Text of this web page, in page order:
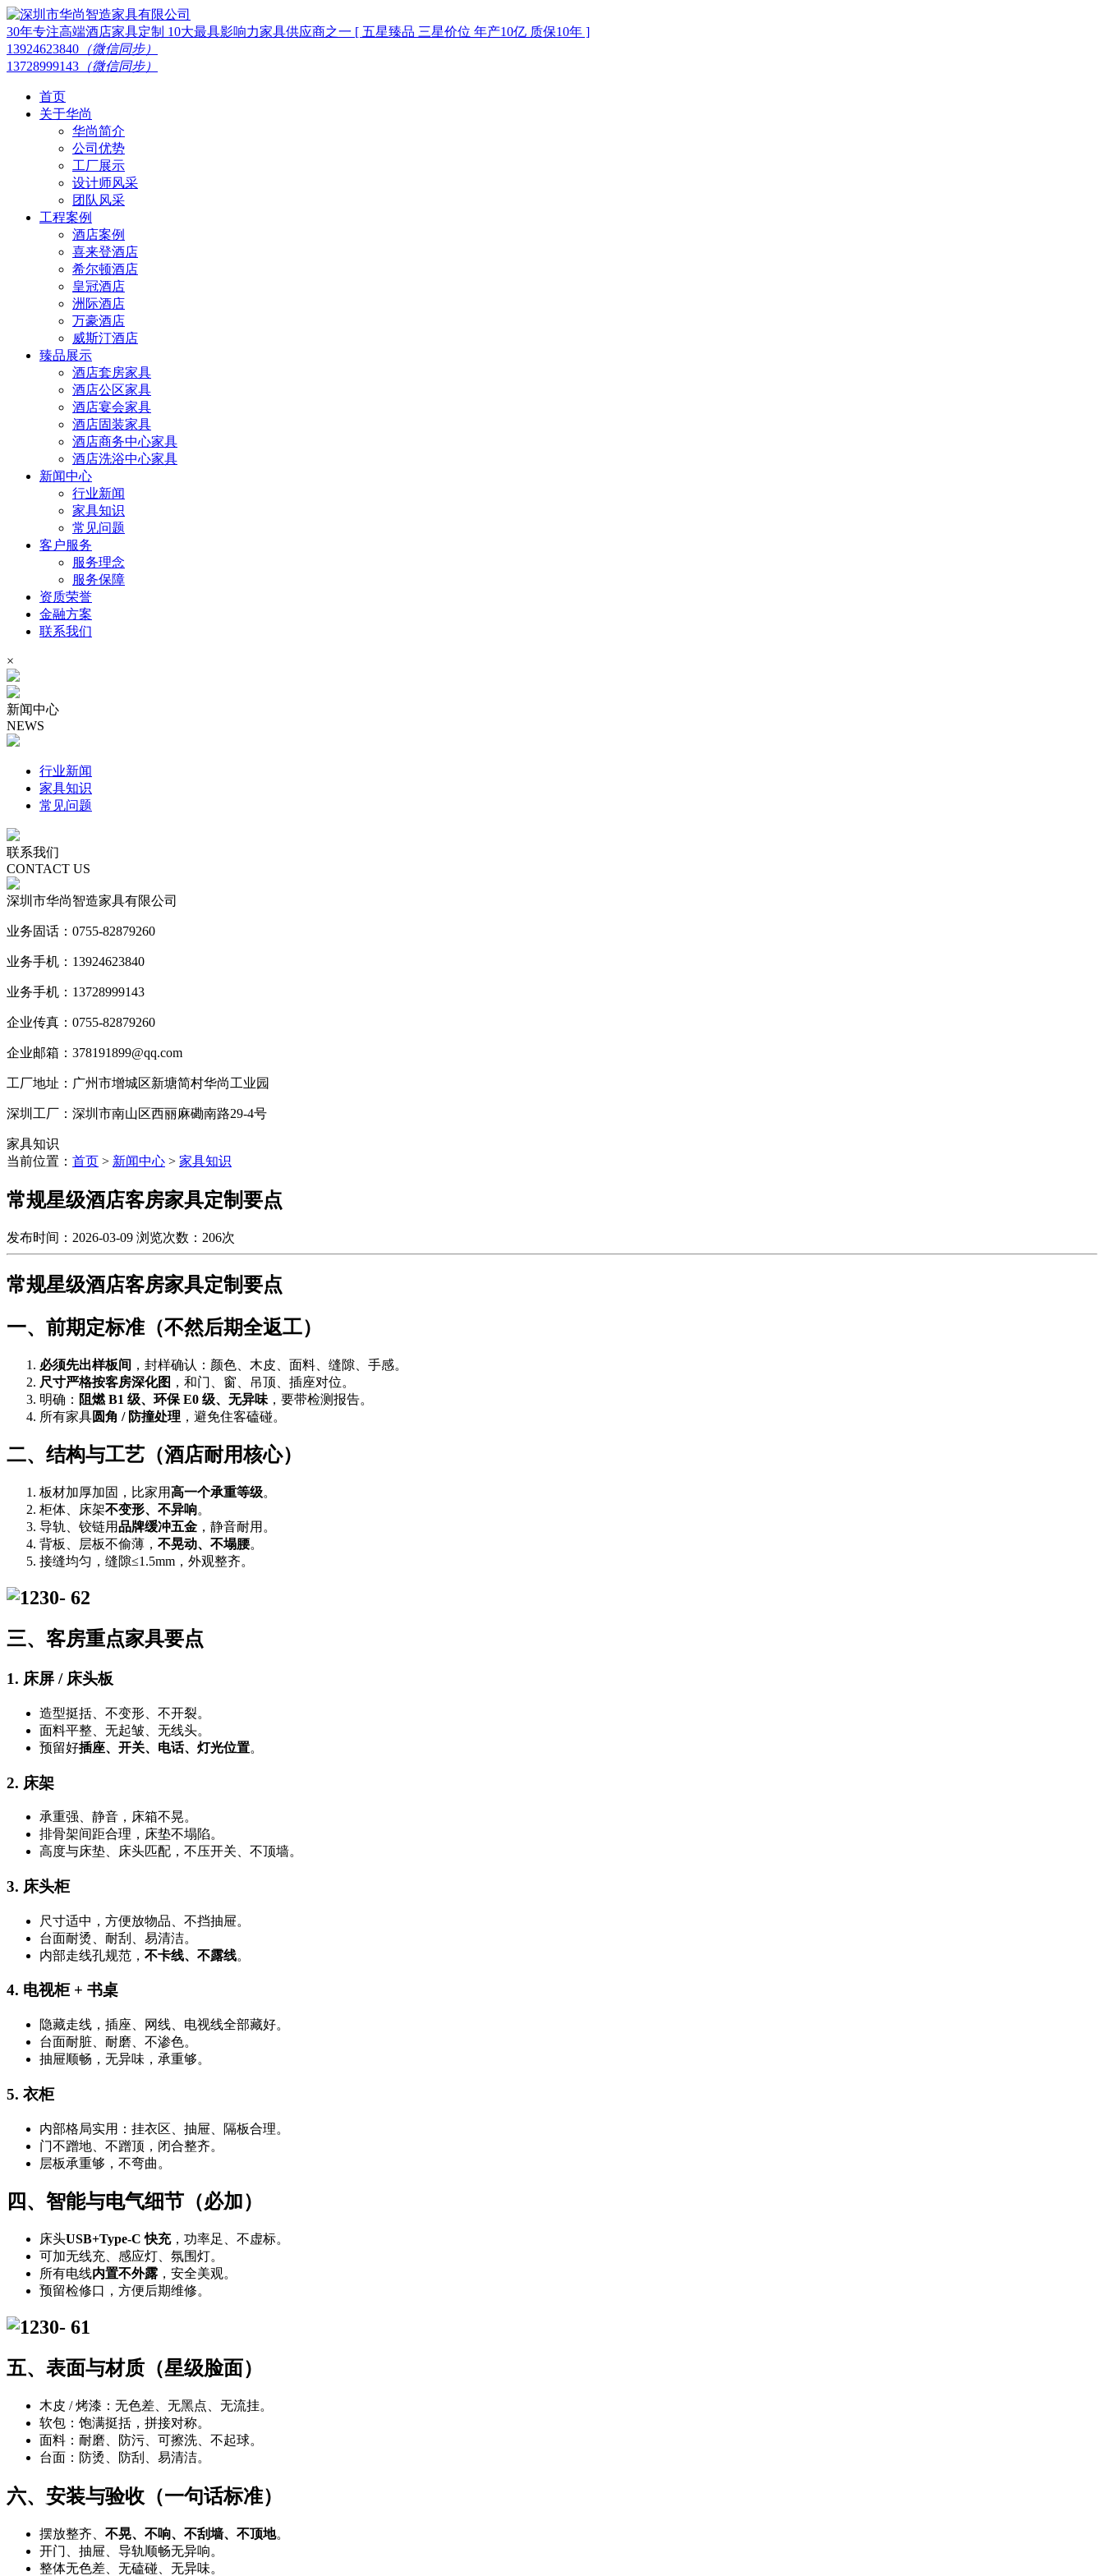
30年专注高端酒店家具定制 10大最具影响力家具供应商之一 [ 五星臻品 三星价位 年产10亿 质保10年 ]
13924623840 （微信同步）
13728999143 （微信同步）
首页
关于华尚
华尚简介
公司优势
工厂展示
设计师风采
团队风采
工程案例
酒店案例
喜来登酒店
希尔顿酒店
皇冠酒店
洲际酒店
万豪酒店
威斯汀酒店
臻品展示
酒店套房家具
酒店公区家具
酒店宴会家具
酒店固装家具
酒店商务中心家具
酒店洗浴中心家具
新闻中心
行业新闻
家具知识
常见问题
客户服务
服务理念
服务保障
资质荣誉
金融方案
联系我们
×
新闻中心
NEWS
行业新闻
家具知识
常见问题
联系我们
CONTACT US
深圳市华尚智造家具有限公司
业务固话：0755-82879260
业务手机：13924623840
业务手机：13728999143
企业传真：0755-82879260
企业邮箱：378191899@qq.com
工厂地址：广州市增城区新塘简村华尚工业园
深圳工厂：深圳市南山区西丽麻磡南路29-4号
家具知识
当前位置： 首页 > 新闻中心 > 家具知识
常规星级酒店客房家具定制要点
发布时间：2026-03-09 浏览次数：206次
常规星级酒店客房家具定制要点
一、前期定标准（不然后期全返工）
必须先出样板间 ，封样确认：颜色、木皮、面料、缝隙、手感。
尺寸严格按客房深化图 ，和门、窗、吊顶、插座对位。
明确： 阻燃 B1 级、环保 E0 级、无异味 ，要带检测报告。
所有家具圆角 / 防撞处理 ，避免住客磕碰。
二、结构与工艺（酒店耐用核心）
板材加厚加固，比家用高一个承重等级。
柜体、床架不变形、不异响。
导轨、铰链用品牌缓冲五金 ，静音耐用。
背板、层板不偷薄， 不晃动、不塌腰。
接缝均匀，缝隙≤1.5mm，外观整齐。
三、客房重点家具要点
1. 床屏 / 床头板
造型挺括、不变形、不开裂。
面料平整、无起皱、无线头。
预留好插座、开关、电话、灯光位置。
2. 床架
承重强、静音，床箱不晃。
排骨架间距合理，床垫不塌陷。
高度与床垫、床头匹配，不压开关、不顶墙。
3. 床头柜
尺寸适中，方便放物品、不挡抽屉。
台面耐烫、耐刮、易清洁。
内部走线孔规范， 不卡线、不露线。
4. 电视柜 + 书桌
隐藏走线，插座、网线、电视线全部藏好。
台面耐脏、耐磨、不渗色。
抽屉顺畅，无异味，承重够。
5. 衣柜
内部格局实用：挂衣区、抽屉、隔板合理。
门不蹭地、不蹭顶，闭合整齐。
层板承重够，不弯曲。
四、智能与电气细节（必加）
床头USB+Type-C 快充，功率足、不虚标。
可加无线充、感应灯、氛围灯。
所有电线内置不外露 ，安全美观。
预留检修口，方便后期维修。
五、表面与材质（星级脸面）
木皮 / 烤漆：无色差、无黑点、无流挂。
软包：饱满挺括，拼接对称。
面料：耐磨、防污、可擦洗、不起球。
台面：防烫、防刮、易清洁。
六、安装与验收（一句话标准）
摆放整齐、 不晃、不响、不刮墙、不顶地。
开门、抽屉、导轨顺畅无异响。
整体无色差、无磕碰、无异味。